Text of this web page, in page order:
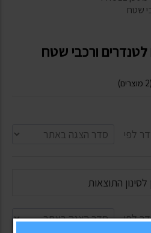
שטח
לטנדרים ורכבי שטח
(2 מוצרים)
לפי
התוצאות
לפי